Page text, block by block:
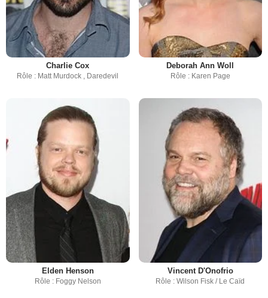
Charlie Cox
Rôle : Matt Murdock , Daredevil
Deborah Ann Woll
Rôle : Karen Page
Elden Henson
Rôle : Foggy Nelson
Vincent D'Onofrio
Rôle : Wilson Fisk / Le Caïd